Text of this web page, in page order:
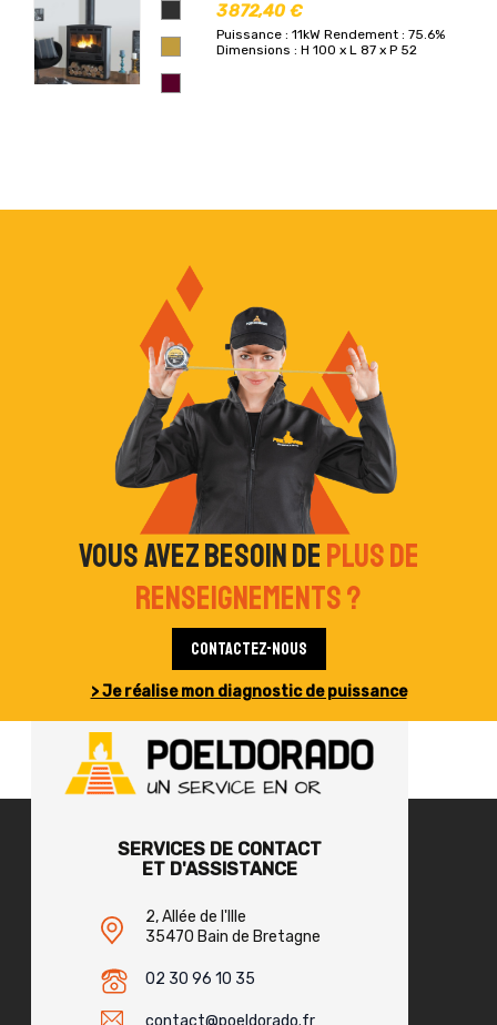
3 872,40 €
Puissance : 11kW Rendement : 75.6%
Dimensions : H 100 x L 87 x P 52
Vous avez besoin deplus de
renseignements ?
Contactez-nous
> Je réalise mon diagnostic de puissance
SERVICES DE CONTACT
ET D'ASSISTANCE
2, Allée de l'Ille
35470 Bain de Bretagne
02 30 96 10 35
contact@poeldorado.fr